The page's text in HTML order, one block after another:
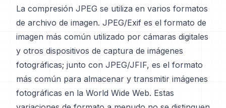
La compresión JPEG se utiliza en varios formatos
de archivo de imagen. JPEG/Exif es el formato de
imagen más común utilizado por cámaras digitales
y otros dispositivos de captura de imágenes
fotográficas; junto con JPEG/JFIF, es el formato
más común para almacenar y transmitir imágenes
fotográficas en la World Wide Web. Estas